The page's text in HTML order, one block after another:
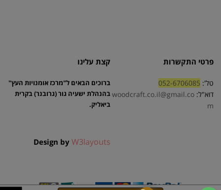
פרטי התקשרות
טל': 052-6706085
דוא"ל: woodcraft.co.il@gmail.co
m
קצת עלינו
ברוכים הבאים ל"מרכז אומנויות העץ"
בהנהלת ישעיה גור (גרובנר) בקרית
ביאליק.
Design by W3layouts